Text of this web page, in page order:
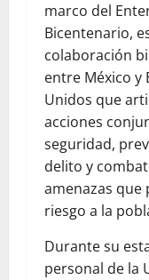
marco del
Bicentenario,
colaboración
entre México y
Unidos que
acciones
seguridad,
delito y
amenazas que
riesgo a la
Durante su
personal de la